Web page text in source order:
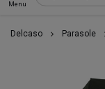
Menu
Delcaso Parasole